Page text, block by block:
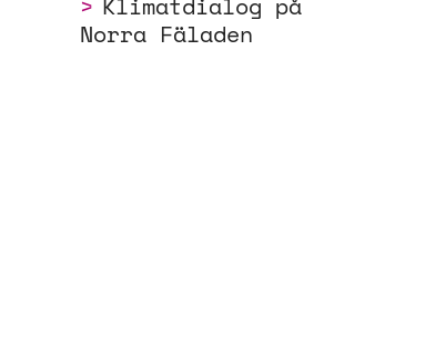
Klimatdialog på
Norra Fäladen